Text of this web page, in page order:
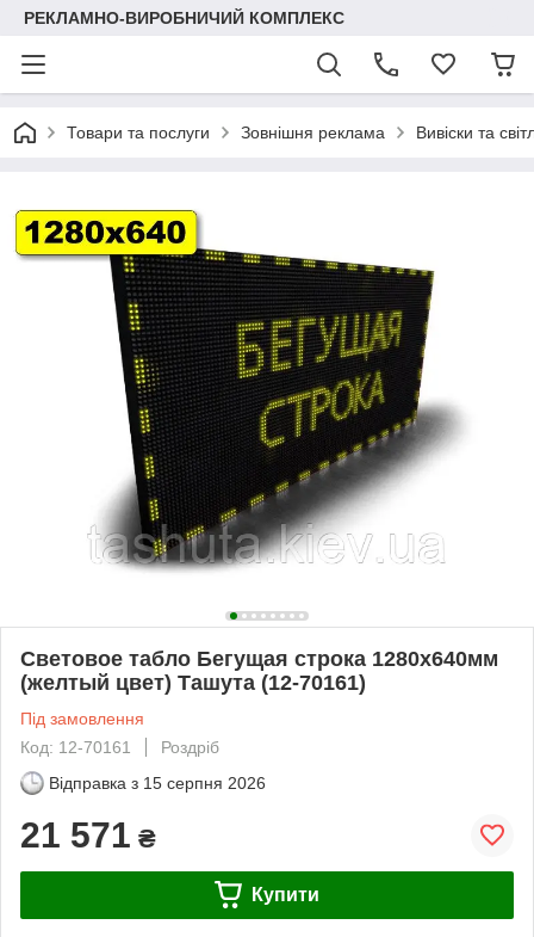
РЕКЛАМНО-ВИРОБНИЧИЙ КОМПЛЕКС
Товари та послуги Зовнішня реклама Вивіски та
Световое табло Бегущая строка 1280х640мм
(желтый цвет) Ташута (12-70161)
Під замовлення
Код: 12-70161
Роздріб
Відправка з 15 серпня 2026
21 571 ₴
Купити